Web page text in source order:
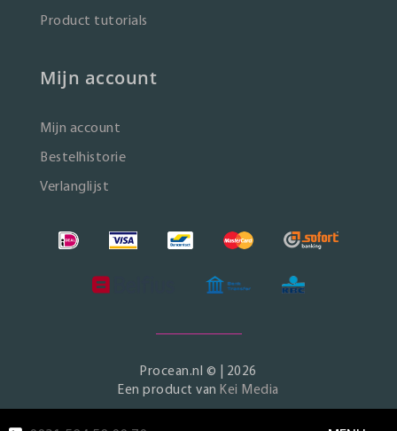
Product tutorials
Mijn account
Mijn account
Bestelhistorie
Verlanglijst
Procean.nl © | 2026
Een product vanKei Media